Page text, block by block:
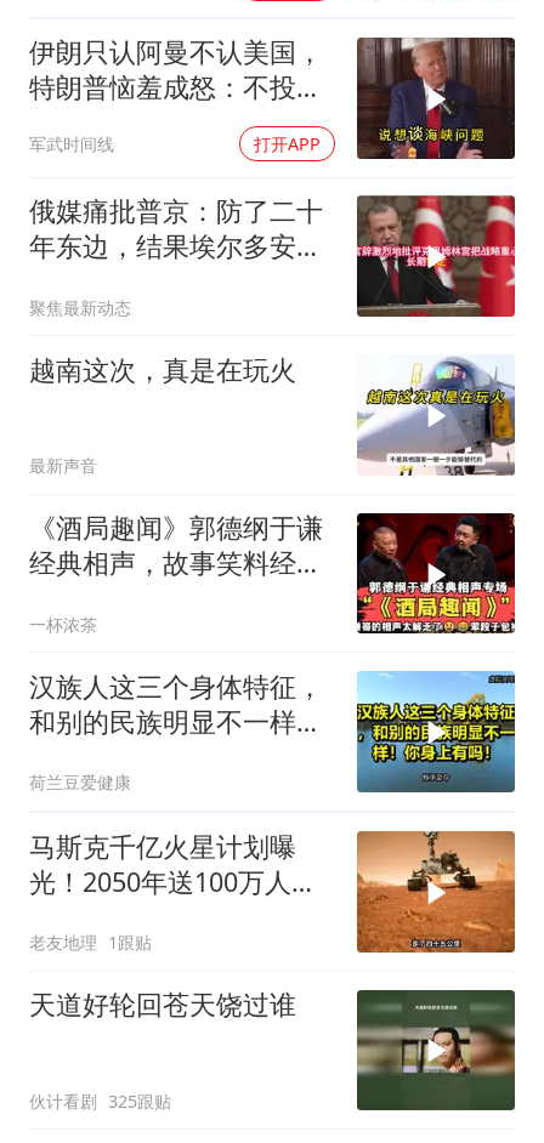
伊朗只认阿曼不认美国，
特朗普恼羞成怒：不投降
军武时间线 打开APP
俄媒痛批普京：防了二十
年东边，结果埃尔多安把
聚焦最新动态
越南这次，真是在玩火
最新声音
《酒局趣闻》郭德纲于谦
经典相声，故事笑料经典
一杯浓茶
汉族人这三个身体特征，
和别的民族明显不一样！
荷兰豆爱健康
马斯克千亿火星计划曝
光！2050年送100万人上
老友地理 1跟贴
天道好轮回苍天饶过谁
伙计看剧 325跟贴